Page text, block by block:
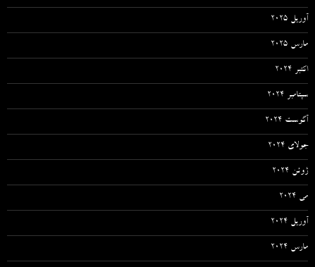
آوریل 2025
مارس 2025
اکتبر 2024
سپتامبر 2024
آگوست 2024
جولای 2024
ژوئن 2024
می 2024
آوریل 2024
مارس 2024